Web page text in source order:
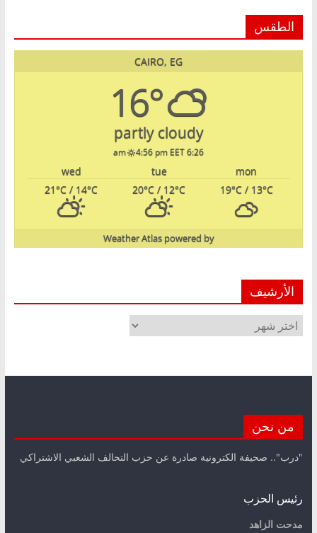
الطقس
CAIRO, EG
16°
partly cloudy
6:26 am
4:56 pm EET
mon
tue
wed
19°C/ 13°C
20°C / 12°C
21°C / 14°C
powered by
Weather Atlas
الأرشيف
الأرشيف
من نحن
"درب".. صحيفة الكترونية صادرة عن حزب التحالف الشعبي الاشتراكي
رئيس الحزب
مدحت الزاهد